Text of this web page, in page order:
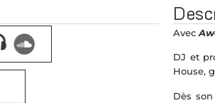
Avec
DJ et
House,
Dès